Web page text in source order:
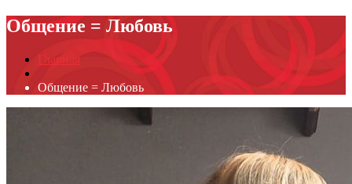
Общение = Любовь
Главная
Общение = Любовь